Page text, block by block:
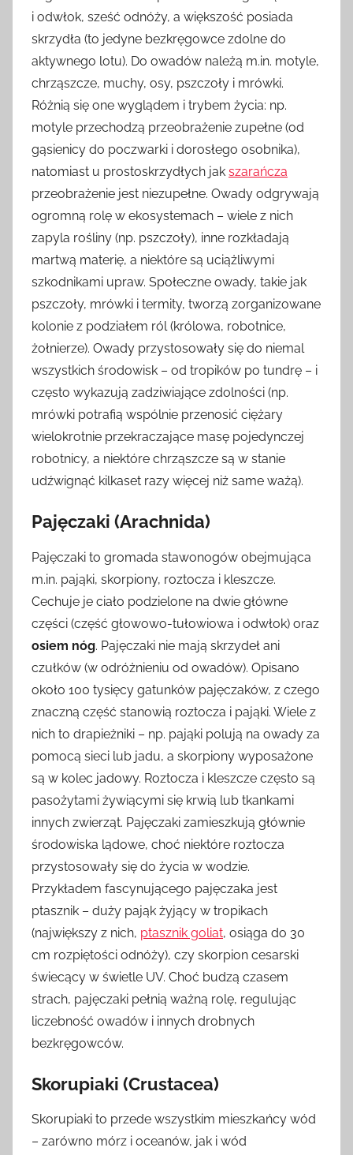
i odwłok, sześć odnóży, a większość posiada
skrzydła (to jedyne bezkręgowce zdolne do
aktywnego lotu). Do owadów należą m.in. motyle,
chrząszcze, muchy, osy, pszczoły i mrówki.
Różnią się one wyglądem i trybem życia: np.
motyle przechodzą przeobrażenie zupełne (od
gąsienicy do poczwarki i dorosłego osobnika),
natomiast u prostoskrzydłych jak szarańcza
przeobrażenie jest niezupełne. Owady odgrywają
ogromną rolę w ekosystemach – wiele z nich
zapyla rośliny (np. pszczoły), inne rozkładają
martwą materię, a niektóre są uciążliwymi
szkodnikami upraw. Społeczne owady, takie jak
pszczoły, mrówki i termity, tworzą zorganizowane
kolonie z podziałem ról (królowa, robotnice,
żołnierze). Owady przystosowały się do niemal
wszystkich środowisk – od tropików po tundrę – i
często wykazują zadziwiające zdolności (np.
mrówki potrafią wspólnie przenosić ciężary
wielokrotnie przekraczające masę pojedynczej
robotnicy, a niektóre chrząszcze są w stanie
udźwignąć kilkaset razy więcej niż same ważą).
Pajęczaki (Arachnida)
Pajęczaki to gromada stawonogów obejmująca
m.in. pająki, skorpiony, roztocza i kleszcze.
Cechuje je ciało podzielone na dwie główne
części (część głowowo-tułowiowa i odwłok) oraz
osiem nóg. Pajęczaki nie mają skrzydeł ani
czułków (w odróżnieniu od owadów). Opisano
około 100 tysięcy gatunków pajęczaków, z czego
znaczną część stanowią roztocza i pająki. Wiele z
nich to drapieżniki – np. pająki polują na owady za
pomocą sieci lub jadu, a skorpiony wyposażone
są w kolec jadowy. Roztocza i kleszcze często są
pasożytami żywiącymi się krwią lub tkankami
innych zwierząt. Pajęczaki zamieszkują głównie
środowiska lądowe, choć niektóre roztocza
przystosowały się do życia w wodzie.
Przykładem fascynującego pajęczaka jest
ptasznik – duży pająk żyjący w tropikach
(największy z nich, ptasznik goliat, osiąga do 30
cm rozpiętości odnóży), czy skorpion cesarski
świecący w świetle UV. Choć budzą czasem
strach, pajęczaki pełnią ważną rolę, regulując
liczebność owadów i innych drobnych
bezkręgowców.
Skorupiaki (Crustacea)
Skorupiaki to przede wszystkim mieszkańcy wód
– zarówno mórz i oceanów, jak i wód